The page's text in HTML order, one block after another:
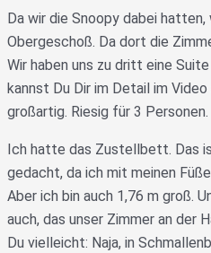
Da wir die Snoopy dabei
Obergeschoß. Da dort die
Wir haben uns zu dritt eine
kannst Du Dir im Detail im
großartig. Riesig für 3 Personen.
Ich hatte das Zustellbett. Das
gedacht, da ich mit meinen
Aber ich bin auch 1,76 m groß.
auch, das unser Zimmer an der
Du vielleicht: Naja, in